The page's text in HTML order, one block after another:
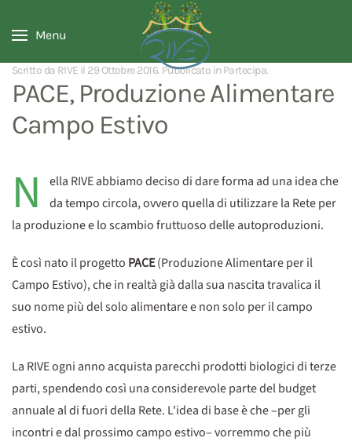
Menu
Scritto da RIVE il 29 Ottobre 2016. Pubblicato in Partecipa.
PACE, Produzione Alimentare
Campo Estivo
N
ella RIVE abbiamo deciso di dare forma ad una idea che
da tempo circola, ovvero quella di utilizzare la Rete per
la produzione e lo scambio fruttuoso delle autoproduzioni.
È così nato il progetto PACE(Produzione Alimentare per il
Campo Estivo), che in realtà già dalla sua nascita travalica il
suo nome più del solo alimentare e non solo per il campo
estivo.
La RIVE ogni anno acquista parecchi prodotti biologici di terze
parti, spendendo così una considerevole parte del budget
annuale al di fuori della Rete. L'idea di base è che –per gli
incontri e dal prossimo campo estivo– vorremmo che più